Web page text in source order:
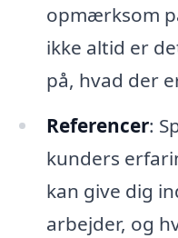
opmærksom
ikke altid er
på, hvad der
Referencer:
kunders
kan give dig
arbejder, og